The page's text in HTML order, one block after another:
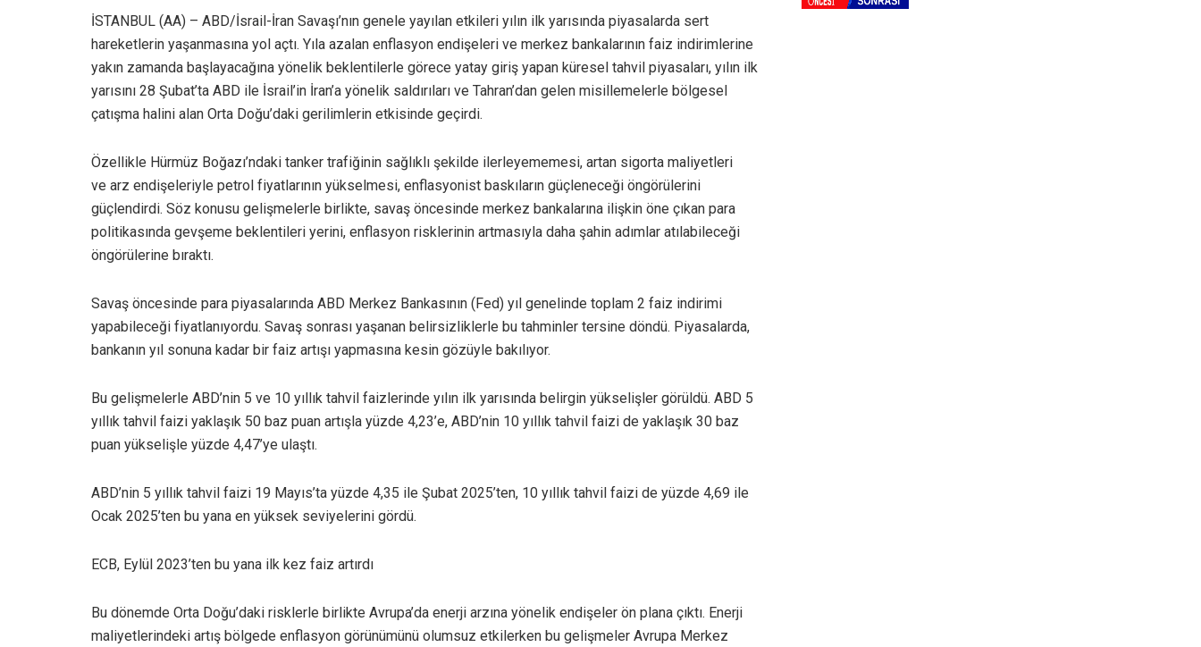
İSTANBUL (AA) – ABD/İsrail-İran Savaşı’nın genele yayılan etkileri yılın ilk yarısında piyasalarda sert
hareketlerin yaşanmasına yol açtı. Yıla azalan enflasyon endişeleri ve merkez bankalarının faiz indirimlerine
yakın zamanda başlayacağına yönelik beklentilerle görece yatay giriş yapan küresel tahvil piyasaları, yılın ilk
yarısını 28 Şubat’ta ABD ile İsrail’in İran’a yönelik saldırıları ve Tahran’dan gelen misillemelerle bölgesel
çatışma halini alan Orta Doğu’daki gerilimlerin etkisinde geçirdi.
Özellikle Hürmüz Boğazı’ndaki tanker trafiğinin sağlıklı şekilde ilerleyememesi, artan sigorta maliyetleri
ve arz endişeleriyle petrol fiyatlarının yükselmesi, enflasyonist baskıların güçleneceği öngörülerini
güçlendirdi. Söz konusu gelişmelerle birlikte, savaş öncesinde merkez bankalarına ilişkin öne çıkan para
politikasında gevşeme beklentileri yerini, enflasyon risklerinin artmasıyla daha şahin adımlar atılabileceği
öngörülerine bıraktı.
Savaş öncesinde para piyasalarında ABD Merkez Bankasının (Fed) yıl genelinde toplam 2 faiz indirimi
yapabileceği fiyatlanıyordu. Savaş sonrası yaşanan belirsizliklerle bu tahminler tersine döndü. Piyasalarda,
bankanın yıl sonuna kadar bir faiz artışı yapmasına kesin gözüyle bakılıyor.
Bu gelişmelerle ABD’nin 5 ve 10 yıllık tahvil faizlerinde yılın ilk yarısında belirgin yükselişler görüldü. ABD 5
yıllık tahvil faizi yaklaşık 50 baz puan artışla yüzde 4,23’e, ABD’nin 10 yıllık tahvil faizi de yaklaşık 30 baz
puan yükselişle yüzde 4,47’ye ulaştı.
ABD’nin 5 yıllık tahvil faizi 19 Mayıs’ta yüzde 4,35 ile Şubat 2025’ten, 10 yıllık tahvil faizi de yüzde 4,69 ile
Ocak 2025’ten bu yana en yüksek seviyelerini gördü.
ECB, Eylül 2023’ten bu yana ilk kez faiz artırdı
Bu dönemde Orta Doğu’daki risklerle birlikte Avrupa’da enerji arzına yönelik endişeler ön plana çıktı. Enerji
maliyetlerindeki artış bölgede enflasyon görünümünü olumsuz etkilerken bu gelişmeler Avrupa Merkez